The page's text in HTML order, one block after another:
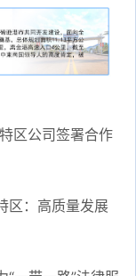
区公司签署合作
区：高质量发展